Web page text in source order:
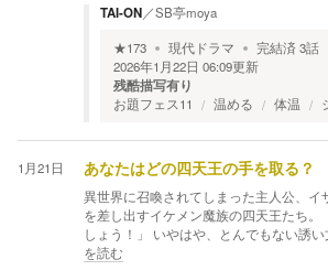
TAI-ON／SB亭moya
★173 現代ドラマ 完結済3話
2026年1月22日 06:09更新
残酷描写有り
お題フェス11 温める 体温
1月21日 あなたはどの四天王の手を取る？
異世界に召喚されてしまった主人公、イ
を差し出すイケメン魔族の四天王たち。
しょう！」 いやはや、とんでもない誘
を読む